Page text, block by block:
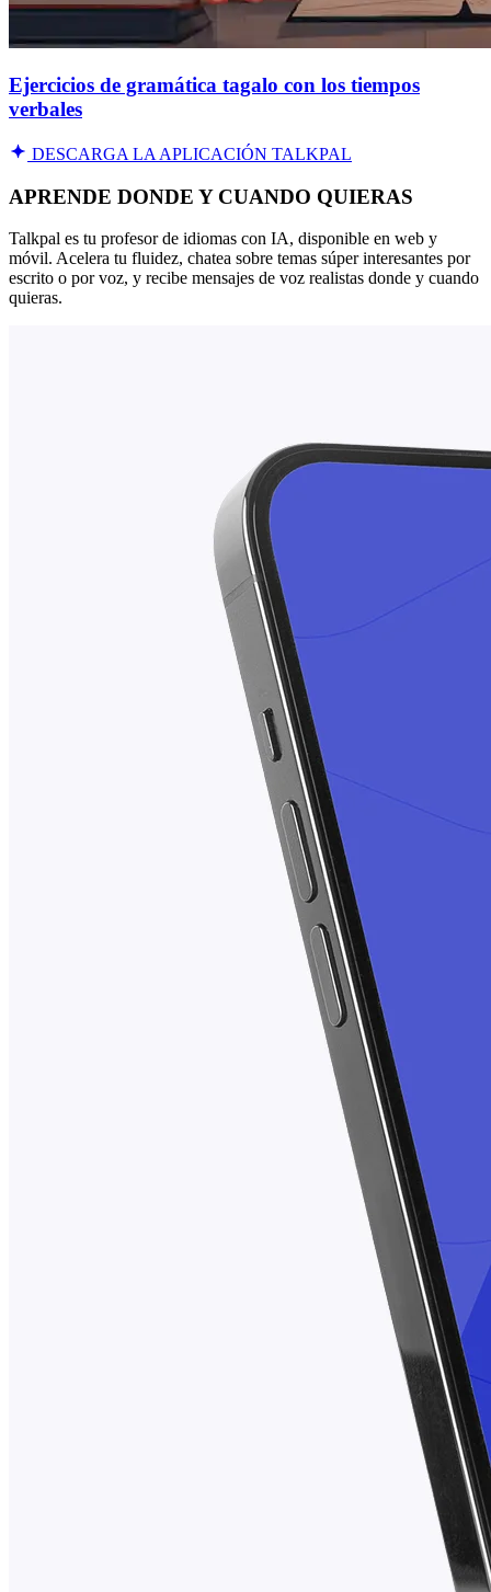
Ejercicios de gramática tagalo con los tiempos
verbales
DESCARGA LA APLICACIÓN TALKPAL
APRENDE DONDE Y CUANDO QUIERAS
Talkpal es tu profesor de idiomas con IA, disponible en web y
móvil. Acelera tu fluidez, chatea sobre temas súper interesantes por
escrito o por voz, y recibe mensajes de voz realistas donde y cuando
quieras.